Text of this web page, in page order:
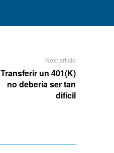
Next article
Transferir un 401(K)
no debería ser tan
difícil